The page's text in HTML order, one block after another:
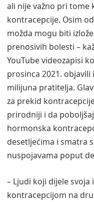
ali nije važno pri
kontracepcije. Osim
možda mogu biti
prenosivih bolesti –
YouTube videozapisi
prosinca 2021. objavili
milijuna pratitelja.
za prekid
prirodniji i da
hormonska
desetljećima i smatra
nuspojavama poput
– Ljudi koji dijele
kontracepcijom na